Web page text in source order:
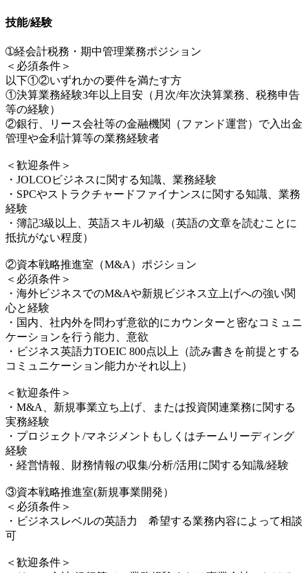
技能/経験
➀経会計税務・期中管理業務ポジション
＜必須条件＞
以下①②いずれかの要件を満たす方
①決算業務経験3年以上目安（月次/年次決算業務、税務申告
等の経験）
②銀行、リース会社等の金融機関（ファンド運営）で入出金
管理や金利計算等の業務経験者
＜歓迎条件＞
・JOLCOビジネスに関する知識、業務経験
・SPCやストラクチャードファイナンスに関する知識、業務
経験
・簿記3級以上、英語スキル初級（英語の文章を読むことに
抵抗がない程度）
②資本戦略推進室（M&A）ポジション
＜必須条件＞
・海外ビジネスでのM&Aや新規ビジネス立上げへの強い関
心と経験
・国内、社内外を問わず意欲的にカウンターと密なコミュニ
ケーションを行う能力、意欲
・ビジネス英語力TOEIC 800点以上（読み書きを前提とする
コミュニケーション能力かそれ以上）
＜歓迎条件＞
・M&A、新規事業立ち上げ、または投資関連業務に関する
実務経験
・プロジェクト/マネジメントもしくはチームリーディング
経験
・経営情報、財務情報の収集/分析/活用に関する知識/経験
③資本戦略推進室(新規事業開発）
＜必須条件＞
・ビジネスレベルの英語力 希望する業務内容によって相談
可
＜歓迎条件＞